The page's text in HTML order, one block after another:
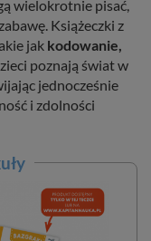
wielokrotnie pisać,
Książeczki z
jak kodowanie,
poznają świat w
jednocześnie
i zdolności